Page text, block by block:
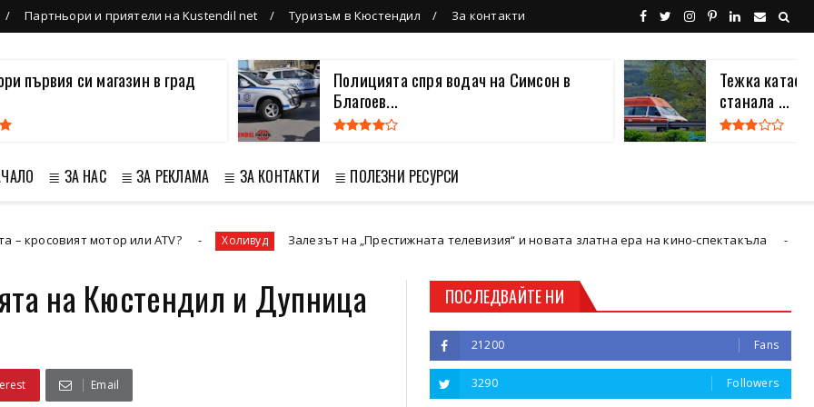
Партньори и приятели на Kustendil net Туризъм в Кюстендил За контакти
първия си магазин в град
Полицията спря водач на Симсон в
Благоев...
Тежка
станала ...
≣ ЗА НАС ≣ ЗА РЕКЛАМА ≣ ЗА КОНТАКТИ ≣ ПОЛЕЗНИ РЕСУРСИ
мотор или ATV? Холивуд Залезът на „Престижната телевизия“ и новата златна ера на кино-спектакъла Кюстендил
на Кюстендил и Дупница
Email
ПОСЛЕДВАЙТЕ НИ
21200 Fans
3290 Followers